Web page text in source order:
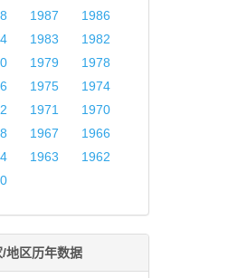
1987
1986
1983
1982
1979
1978
1975
1974
1971
1970
1967
1966
1963
1962
/地区历年数据